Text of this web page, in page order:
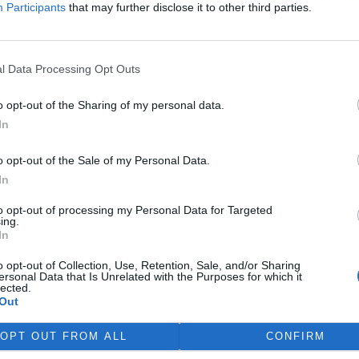
Participants that may further disclose it to other third parties.
Data Processing Opt Outs
opt-out of the Sharing of my personal data.
opt-out of the Sale of my Personal Data.
opt-out of processing my Personal Data for Targeted
opt-out of Collection, Use, Retention, Sale, and/or Sharing
Data that Is Unrelated with the Purposes for which it
OPT OUT FROM ALL CONFIRM
vzorce, který by snížil cla rovnoměrně. Jestliže má
clo 4 % a rozvojová země 40 %, pak by použití
některými rozvojovými zeměmi v podobě o 30 %
znamenalo, že po snížení by clo vyspělé země
36 % - čili rozdíl stále obrovský.
my např. mohlo snížit stejná cla na 2,8 % a 25 %
vysoká cla pro rozvojovou zemi, ale rozdíl by
organizací se domnívají, že jednání obchod -
než pod hlavičkou WTO, například na půdě
jednat v jakékoli mezinárodní organizaci, např. v
závěry ani z nejvyšších konferencí OSN nejsou vždy
příklad zrovna ze životního prostředí). Tyto
sjednaných závazků, který by přinutil